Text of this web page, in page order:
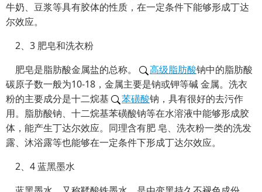
牛奶、豆浆等具有胶体的性质，在一定条件下能够形成丁达
尔效应。
2、3 肥皂和洗衣粉
肥皂是脂肪酸金属盐的总称。
高级脂肪酸钠中的脂肪酸
碳原子数一般为10-18，金属主要是钠或钾等碱 金属。洗衣
粉的主要成分是十二烷基
苯磺酸钠，具有很好的去污作
用。脂肪酸钠、十二烷基苯磺酸钠等在水溶液中能够形成胶
体，能产生丁达尔效应。同理含有肥 皂、洗衣粉一类的洗发
露、沐浴露等也能够在一定条件下形成丁达尔效应。
2、4 蓝黑墨水